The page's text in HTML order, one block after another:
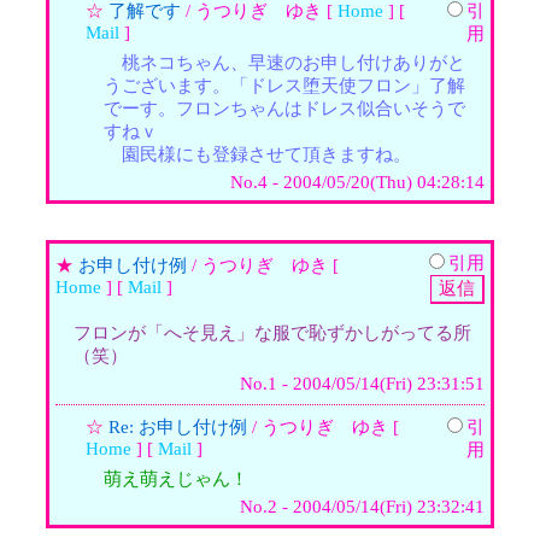
☆ 了解です / うつりぎ ゆき [ Home ] [
Mail ]
引
用
桃ネコちゃん、早速のお申し付けありがと
うございます。「ドレス堕天使フロン」了解
でーす。フロンちゃんはドレス似合いそうで
すねｖ
園民様にも登録させて頂きますね。
No.4 - 2004/05/20(Thu) 04:28:14
★ お申し付け例 / うつりぎ ゆき [
Home ] [ Mail ]
引用
フロンが「へそ見え」な服で恥ずかしがってる所
（笑）
No.1 - 2004/05/14(Fri) 23:31:51
☆ Re: お申し付け例 / うつりぎ ゆき [
Home ] [ Mail ]
引
用
萌え萌えじゃん！
No.2 - 2004/05/14(Fri) 23:32:41